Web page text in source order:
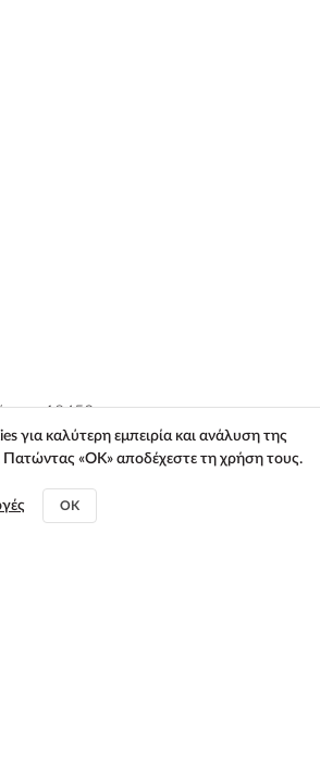
18453
, +30 211 01 27 327
για καλύτερη εμπειρία και ανάλυση της
Πατώντας «ΟΚ» αποδέχεστε τη χρήση τους.
OK